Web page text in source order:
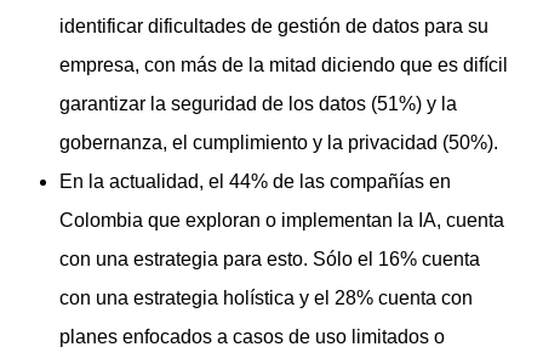
identificar dificultades de gestión de datos para su
empresa, con más de la mitad diciendo que es difícil
garantizar la seguridad de los datos (51%) y la
gobernanza, el cumplimiento y la privacidad (50%).
En la actualidad, el 44% de las compañías en
Colombia que exploran o implementan la IA, cuenta
con una estrategia para esto. Sólo el 16% cuenta
con una estrategia holística y el 28% cuenta con
planes enfocados a casos de uso limitados o